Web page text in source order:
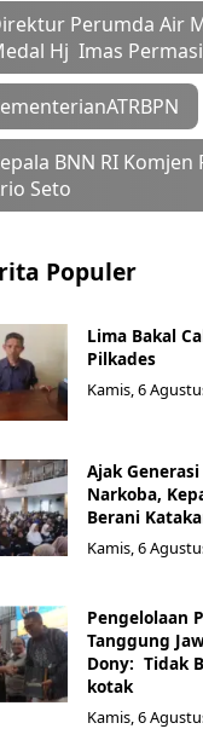
Perumda Air
Hj Imas
BNN RI Komjen
Seto
Populer
Lima Bakal
Pilkades
Kamis, 6
Ajak
Narkoba,
Berani
Kamis, 6
Pengelolaan
Tanggung
Dony: Tidak
kotak
Kamis, 6